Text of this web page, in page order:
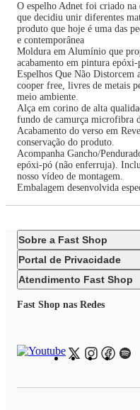
O espelho Adnet foi criado na
que decidiu unir diferentes
produto que hoje é uma das
e contemporânea
Moldura em Alumínio que
acabamento em pintura
Espelhos Que Não Distorcem
cooper free, livres de metais
meio ambiente.
Alça em corino de alta
fundo de camurça microfibra
Acabamento do verso em
conservação do produto.
Acompanha Gancho/
epóxi-pó (não enferruja).
nosso vídeo de montagem.
Embalagem desenvolvida
Sobre a Fast Shop
Portal de Privacidade
Atendimento Fast Shop
Fast Shop nas Redes